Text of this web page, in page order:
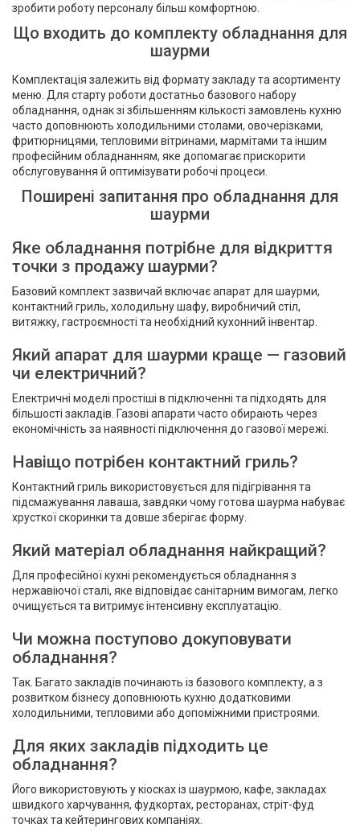
зробити роботу персоналу більш комфортною.
Що входить до комплекту обладнання для
шаурми
Комплектація залежить від формату закладу та асортименту
меню. Для старту роботи достатньо базового набору
обладнання, однак зі збільшенням кількості замовлень кухню
часто доповнюють холодильними столами, овочерізками,
фритюрницями, тепловими вітринами, мармітами та іншим
професійним обладнанням, яке допомагає прискорити
обслуговування й оптимізувати робочі процеси.
Поширені запитання про обладнання для
шаурми
Яке обладнання потрібне для відкриття
точки з продажу шаурми?
Базовий комплект зазвичай включає апарат для шаурми,
контактний гриль, холодильну шафу, виробничий стіл,
витяжку, гастроємності та необхідний кухонний інвентар.
Який апарат для шаурми краще — газовий
чи електричний?
Електричні моделі простіші в підключенні та підходять для
більшості закладів. Газові апарати часто обирають через
економічність за наявності підключення до газової мережі.
Навіщо потрібен контактний гриль?
Контактний гриль використовується для підігрівання та
підсмажування лаваша, завдяки чому готова шаурма набуває
хрусткої скоринки та довше зберігає форму.
Який матеріал обладнання найкращий?
Для професійної кухні рекомендується обладнання з
нержавіючої сталі, яке відповідає санітарним вимогам, легко
очищується та витримує інтенсивну експлуатацію.
Чи можна поступово докуповувати
обладнання?
Так. Багато закладів починають із базового комплекту, а з
розвитком бізнесу доповнюють кухню додатковими
холодильними, тепловими або допоміжними пристроями.
Для яких закладів підходить це
обладнання?
Його використовують у кіосках із шаурмою, кафе, закладах
швидкого харчування, фудкортах, ресторанах, стріт-фуд
точках та кейтерингових компаніях.